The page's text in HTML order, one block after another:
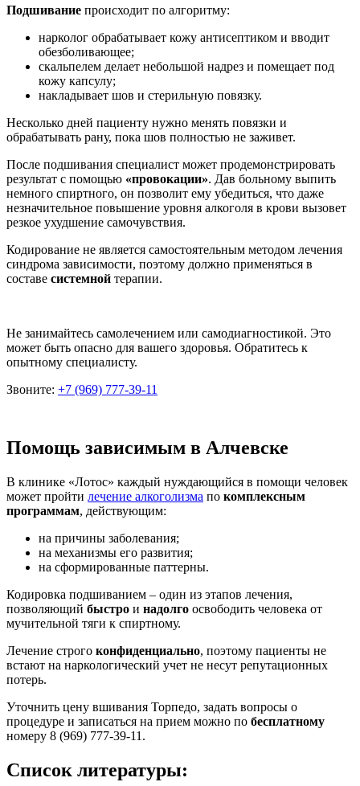
Подшивание происходит по алгоритму:
нарколог обрабатывает кожу антисептиком и вводит
обезболивающее;
скальпелем делает небольшой надрез и помещает под
кожу капсулу;
накладывает шов и стерильную повязку.
Несколько дней пациенту нужно менять повязки и
обрабатывать рану, пока шов полностью не заживет.
После подшивания специалист может продемонстрировать
результат с помощью «провокации». Дав больному выпить
немного спиртного, он позволит ему убедиться, что даже
незначительное повышение уровня алкоголя в крови вызовет
резкое ухудшение самочувствия.
Кодирование не является самостоятельным методом лечения
синдрома зависимости, поэтому должно применяться в
составе системной терапии.
Не занимайтесь самолечением или самодиагностикой. Это
может быть опасно для вашего здоровья. Обратитесь к
опытному специалисту.
Звоните: +7 (969) 777-39-11
Помощь зависимым в Алчевске
В клинике «Лотос» каждый нуждающийся в помощи человек
может пройти лечение алкоголизма по комплексным
программам, действующим:
на причины заболевания;
на механизмы его развития;
на сформированные паттерны.
Кодировка подшиванием – один из этапов лечения,
позволяющий быстро и надолго освободить человека от
мучительной тяги к спиртному.
Лечение строго конфиденциально, поэтому пациенты не
встают на наркологический учет не несут репутационных
потерь.
Уточнить цену вшивания Торпедо, задать вопросы о
процедуре и записаться на прием можно по бесплатному
номеру 8 (969) 777-39-11.
Список литературы: